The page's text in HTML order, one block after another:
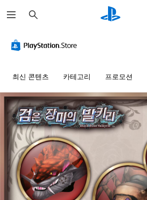
색
최신 콘텐츠 카테고리 프로모션